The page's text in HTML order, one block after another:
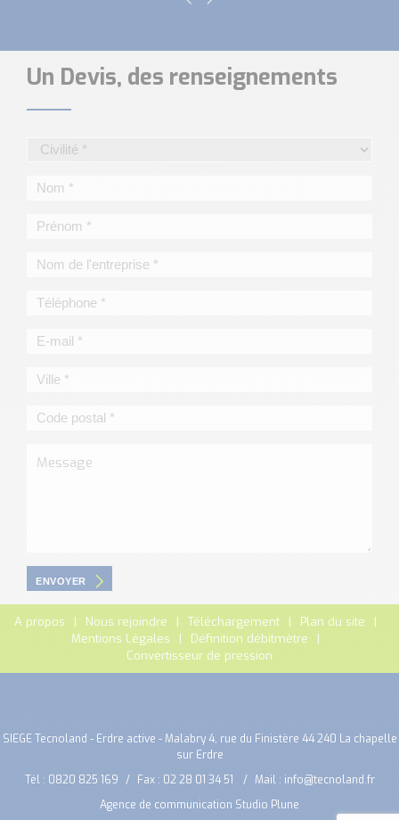
Un Devis, des renseignements
ENVOYER
A propos Nous rejoindre Téléchargement
Plan du site
Mentions Légales
Définition débitmètre
Convertisseur de pression
SIEGE Tecnoland - Erdre active - Malabry 4, rue du Finistère 44 240 La chapelle
sur Erdre
Tél : 0820 825 169 Fax : 02 28 01 34 51 Mail : info@tecnoland.fr
Agence de communication Studio Plune